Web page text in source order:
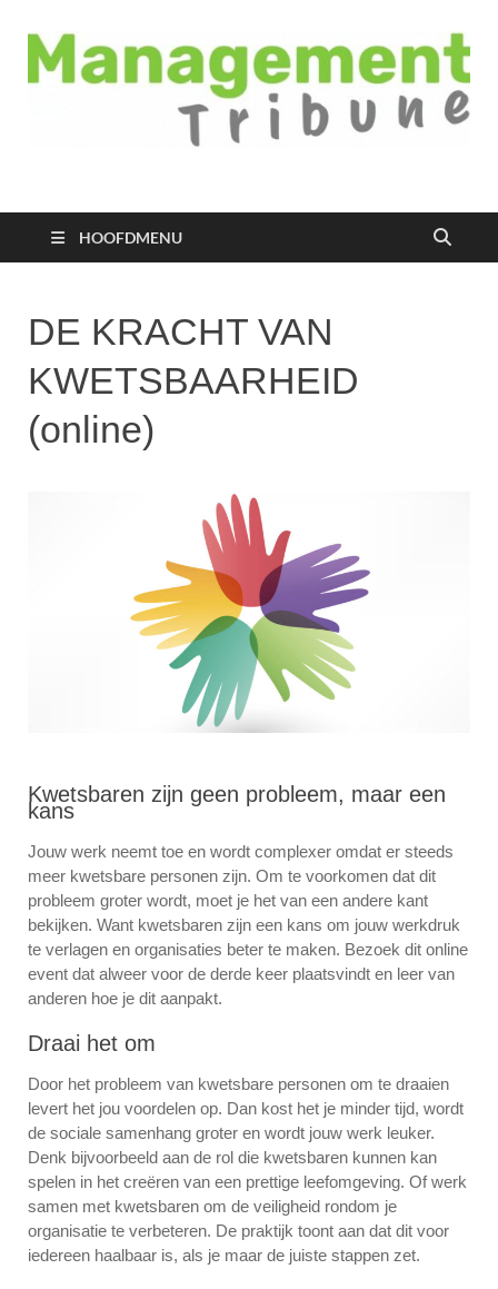
Managementtribune
HOOFDMENU
DE KRACHT VAN
KWETSBAARHEID
(online)
Kwetsbaren zijn geen probleem, maar een
kans
Jouw werk neemt toe en wordt complexer omdat er steeds
meer kwetsbare personen zijn. Om te voorkomen dat dit
probleem groter wordt, moet je het van een andere kant
bekijken. Want kwetsbaren zijn een kans om jouw werkdruk
te verlagen en organisaties beter te maken. Bezoek dit online
event dat alweer voor de derde keer plaatsvindt en leer van
anderen hoe je dit aanpakt.
Draai het om
Door het probleem van kwetsbare personen om te draaien
levert het jou voordelen op. Dan kost het je minder tijd, wordt
de sociale samenhang groter en wordt jouw werk leuker.
Denk bijvoorbeeld aan de rol die kwetsbaren kunnen kan
spelen in het creëren van een prettige leefomgeving. Of werk
samen met kwetsbaren om de veiligheid rondom je
organisatie te verbeteren. De praktijk toont aan dat dit voor
iedereen haalbaar is, als je maar de juiste stappen zet.